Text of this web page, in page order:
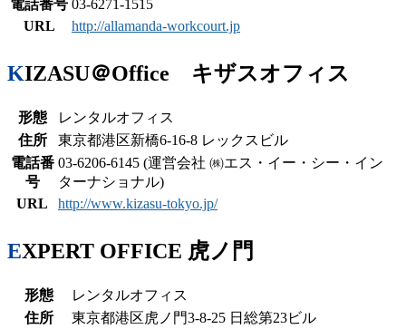
電話番号 03-6271-1515
URL
http://allamanda-workcourt.jp
KIZASU＠Office キザスオフィス
形態
レンタルオフィス
住所
東京都港区新橋6-16-8 レックスビル
電話番
号
03-6206-6145 (運営会社 ㈱エス・イー・シー・イン
ターナショナル)
URL
http://www.kizasu-tokyo.jp/
EXPERT OFFICE 虎ノ門
形態
レンタルオフィス
住所
東京都港区虎ノ門3-8-25 日総第23ビル